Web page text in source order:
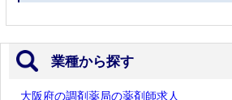
業種から探す
大阪府の調剤薬局の薬剤師求人